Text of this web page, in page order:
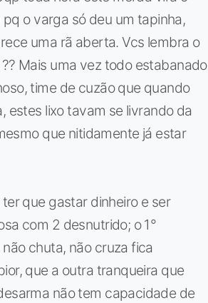
o varga só deu um tapinha,
uma rã aberta. Vcs lembra o
Mais uma vez todo estabanado
time de cuzão que quando
estes lixo tavam se livrando da
que nitidamente já estar
que gastar dinheiro e ser
com 2 desnutrido; o 1°
chuta, não cruza fica
que a outra tranqueira que
não tem capacidade de